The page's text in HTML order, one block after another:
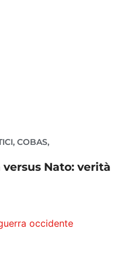
, COBAS,
versus Nato: verità